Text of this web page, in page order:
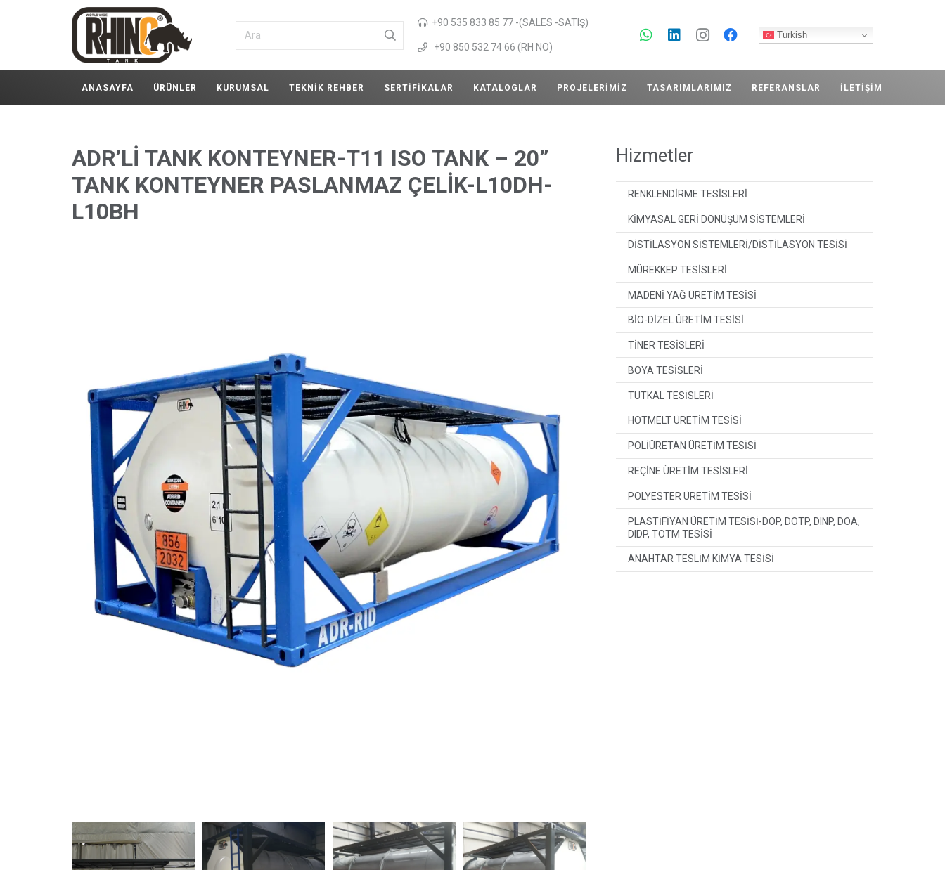
+90 535 833 85 77 -(SALES -SATIŞ)
+90 850 532 74 66 (RH NO)
Turkish
ANASAYFA ÜRÜNLER KURUMSAL TEKNIK REHBER SERTIFIKALAR KATALOGLAR PROJELERIMIZ TASARIMLARIMIZ REFERANSLAR İLETIŞIM
ADR’Lİ TANK KONTEYNER-T11 ISO TANK – 20”
TANK KONTEYNER PASLANMAZ ÇELİK-L10DH-
L10BH
Hizmetler
RENKLENDİRME TESİSLERİ
KİMYASAL GERİ DÖNÜŞÜM SİSTEMLERİ
DİSTİLASYON SİSTEMLERİ/DİSTİLASYON TESİSİ
MÜREKKEP TESİSLERİ
MADENİ YAĞ ÜRETİM TESİSİ
BİO-DİZEL ÜRETİM TESİSİ
TİNER TESİSLERİ
BOYA TESİSLERİ
TUTKAL TESİSLERİ
HOTMELT ÜRETİM TESİSİ
POLİÜRETAN ÜRETİM TESİSİ
REÇİNE ÜRETİM TESİSLERİ
POLYESTER ÜRETİM TESİSİ
PLASTİFİYAN ÜRETİM TESİSİ-DOP, DOTP, DINP, DOA,
DIDP, TOTM TESİSİ
ANAHTAR TESLİM KİMYA TESİSİ